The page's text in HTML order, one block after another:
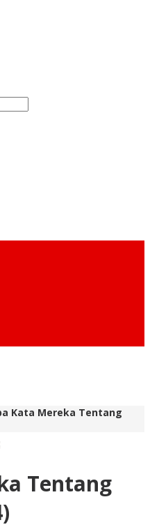
Kata Mereka Tentang
Tentang